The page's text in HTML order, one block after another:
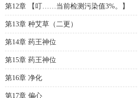
第12章 【叮……当前检测污染值3%。】
第13章 种艾草（二更）
第14章 药王神位
第15章 药王神位
第16章 净化
第17章 偏心